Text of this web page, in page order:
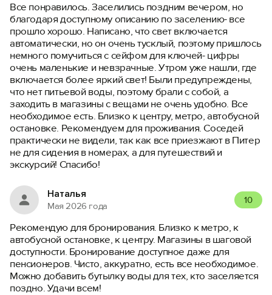
Все понравилось. Заселились поздним вечером, но
благодаря доступному описанию по заселению- все
прошло хорошо. Написано, что свет включается
автоматически, но он очень тусклый, поэтому пришлось
немного помучиться с сейфом для ключей- цифры
очень маленькие и невзрачные. Утром уже нашли, где
включается более яркий свет! Были предупреждены,
что нет питьевой воды, поэтому брали с собой, а
заходить в магазины с вещами не очень удобно. Все
необходимое есть. Близко к центру, метро, автобусной
остановке. Рекомендуем для проживания. Соседей
практически не видели, так как все приезжают в Питер
не для сидения в номерах, а для путешествий и
экскурсий! Спасибо!
Наталья
Мая 2026 года
10
Рекомендую для бронирования. Близко к метро, к
автобусной остановке, к центру. Магазины в шаговой
доступности. Бронирование доступное даже для
пенсионеров. Чисто, аккуратно, есть все необходимое.
Можно добавить бутылку воды для тех, кто заселяется
поздно. Удачи всем!